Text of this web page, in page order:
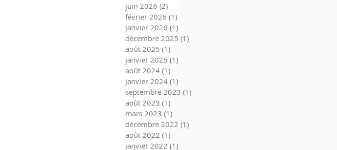
juin 2026 (2)
février 2026 (1)
janvier 2026 (1)
décembre 2025 (1)
août 2025 (1)
janvier 2025 (1)
août 2024 (1)
janvier 2024 (1)
septembre 2023 (1)
août 2023 (1)
mars 2023 (1)
décembre 2022 (1)
août 2022 (1)
janvier 2022 (1)